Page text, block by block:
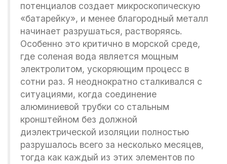
потенциалов создает микроскопическую
«батарейку», и менее благородный металл
начинает разрушаться, растворяясь.
Особенно это критично в морской среде,
где соленая вода является мощным
электролитом, ускоряющим процесс в
сотни раз. Я неоднократно сталкивался с
ситуациями, когда соединение
алюминиевой трубки со стальным
кронштейном без должной
диэлектрической изоляции полностью
разрушалось всего за несколько месяцев,
тогда как каждый из этих элементов по